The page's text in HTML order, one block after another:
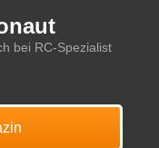
bei RC-Spezialist